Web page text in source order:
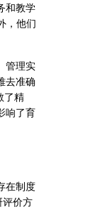
和教学
，他们
管理实
去准确
了精
响了育
在制度
评价方